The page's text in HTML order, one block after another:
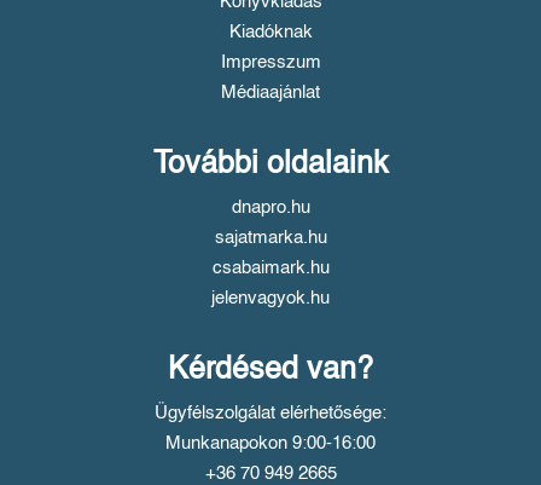
Kiadóknak
Impresszum
Médiaajánlat
További oldalaink
dnapro.hu
sajatmarka.hu
csabaimark.hu
jelenvagyok.hu
Kérdésed van?
Ügyfélszolgálat elérhetősége:
Munkanapokon 9:00-16:00
+36 70 949 2665